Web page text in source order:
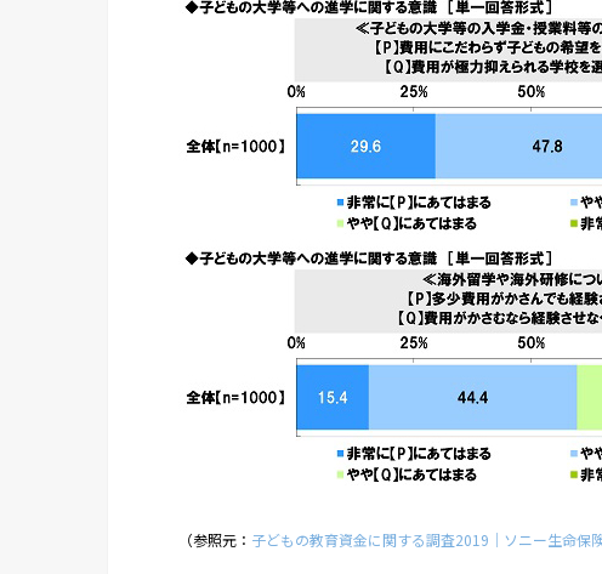
（参照元： 子どもの教育資金に関する調査2019｜ソニー生命保